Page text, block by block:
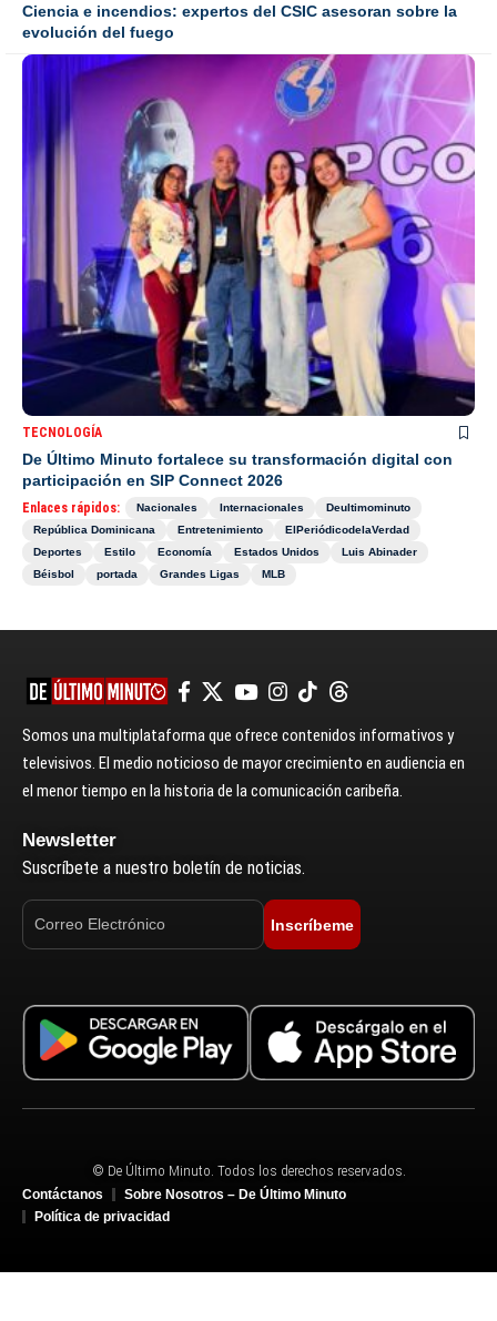
Ciencia e incendios: expertos del CSIC asesoran sobre la
evolución del fuego
TECNOLOGÍA
De Último Minuto fortalece su transformación digital con
participación en SIP Connect 2026
Enlaces rápidos: Nacionales Internacionales
Deultimominuto
República Dominicana
Entretenimiento
ElPeriódicodelaVerdad
Deportes
Estilo Economía Estados Unidos
Luis Abinader
Béisbol
portada Grandes Ligas MLB
Somos una multiplataforma que ofrece contenidos informativos y
televisivos. El medio noticioso de mayor crecimiento en audiencia en
el menor tiempo en la historia de la comunicación caribeña.
Newsletter
Suscríbete a nuestro boletín de noticias.
Inscríbeme
© De Último Minuto. Todos los derechos reservados.
Contáctanos
Sobre Nosotros – De Último Minuto
Política de privacidad